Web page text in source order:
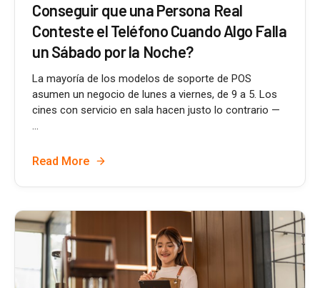
Conseguir que una Persona Real
Conteste el Teléfono Cuando Algo Falla
un Sábado por la Noche?
La mayoría de los modelos de soporte de POS
asumen un negocio de lunes a viernes, de 9 a 5. Los
cines con servicio en sala hacen justo lo contrario —
...
Read More